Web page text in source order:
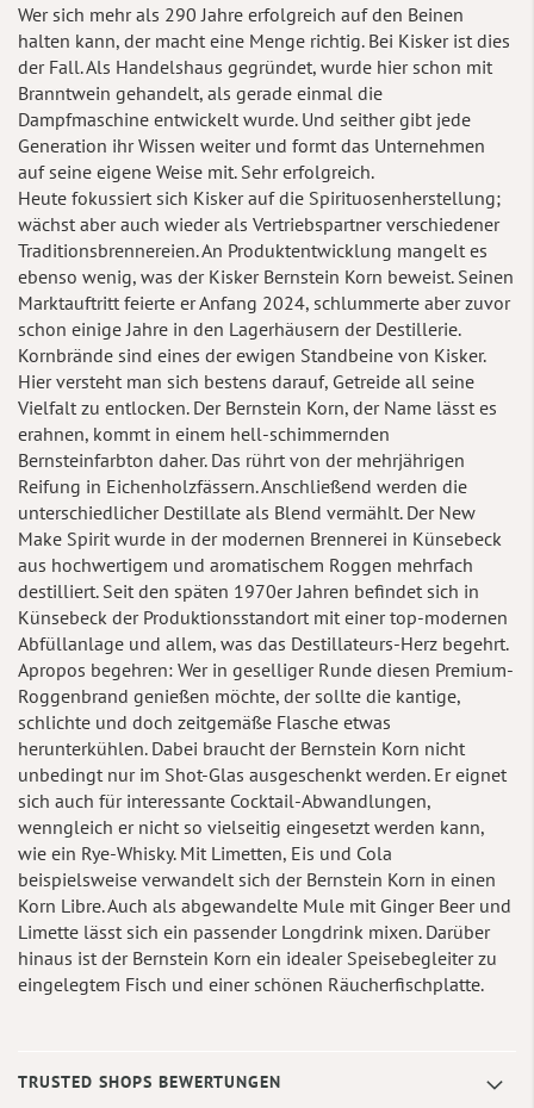
Wer sich mehr als 290 Jahre erfolgreich auf den Beinen
halten kann, der macht eine Menge richtig. Bei Kisker ist dies
der Fall. Als Handelshaus gegründet, wurde hier schon mit
Branntwein gehandelt, als gerade einmal die
Dampfmaschine entwickelt wurde. Und seither gibt jede
Generation ihr Wissen weiter und formt das Unternehmen
auf seine eigene Weise mit. Sehr erfolgreich.
Heute fokussiert sich Kisker auf die Spirituosenherstellung;
wächst aber auch wieder als Vertriebspartner verschiedener
Traditionsbrennereien. An Produktentwicklung mangelt es
ebenso wenig, was der Kisker Bernstein Korn beweist. Seinen
Marktauftritt feierte er Anfang 2024, schlummerte aber zuvor
schon einige Jahre in den Lagerhäusern der Destillerie.
Kornbrände sind eines der ewigen Standbeine von Kisker.
Hier versteht man sich bestens darauf, Getreide all seine
Vielfalt zu entlocken. Der Bernstein Korn, der Name lässt es
erahnen, kommt in einem hell-schimmernden
Bernsteinfarbton daher. Das rührt von der mehrjährigen
Reifung in Eichenholzfässern. Anschließend werden die
unterschiedlicher Destillate als Blend vermählt. Der New
Make Spirit wurde in der modernen Brennerei in Künsebeck
aus hochwertigem und aromatischem Roggen mehrfach
destilliert. Seit den späten 1970er Jahren befindet sich in
Künsebeck der Produktionsstandort mit einer top-modernen
Abfüllanlage und allem, was das Destillateurs-Herz begehrt.
Apropos begehren: Wer in geselliger Runde diesen Premium-
Roggenbrand genießen möchte, der sollte die kantige,
schlichte und doch zeitgemäße Flasche etwas
herunterkühlen. Dabei braucht der Bernstein Korn nicht
unbedingt nur im Shot-Glas ausgeschenkt werden. Er eignet
sich auch für interessante Cocktail-Abwandlungen,
wenngleich er nicht so vielseitig eingesetzt werden kann,
wie ein Rye-Whisky. Mit Limetten, Eis und Cola
beispielsweise verwandelt sich der Bernstein Korn in einen
Korn Libre. Auch als abgewandelte Mule mit Ginger Beer und
Limette lässt sich ein passender Longdrink mixen. Darüber
hinaus ist der Bernstein Korn ein idealer Speisebegleiter zu
eingelegtem Fisch und einer schönen Räucherfischplatte.
TRUSTED SHOPS BEWERTUNGEN